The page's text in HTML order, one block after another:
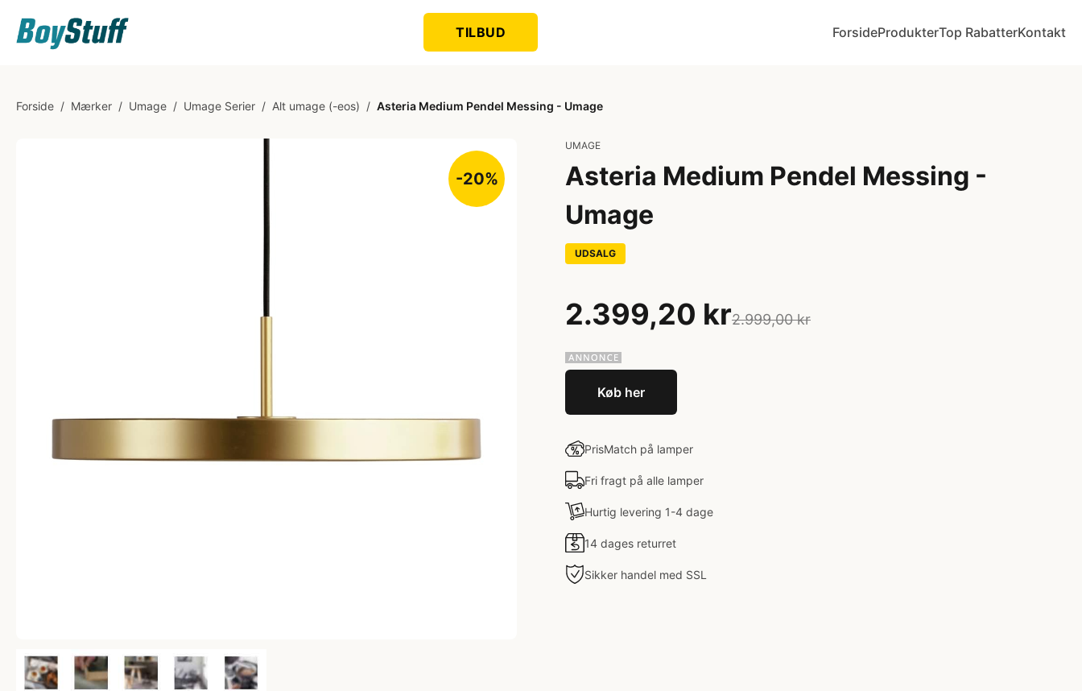
TILBUD ForsideProdukterTop RabatterKontakt
Forside / Mærker / Umage / Umage Serier / Alt umage (-eos) / Asteria Medium Pendel Messing - Umage
-20%
UMAGE
Asteria Medium Pendel Messing -
Umage
UDSALG
2.399,20 kr2.999,00 kr
Køb her
PrisMatch på lamper
Fri fragt på alle lamper
Hurtig levering 1-4 dage
14 dages returret
Sikker handel med SSL